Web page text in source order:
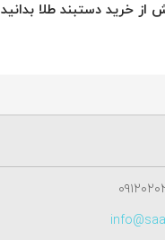
خرید دستبند طلا بدانید